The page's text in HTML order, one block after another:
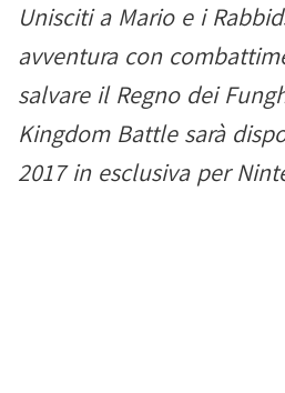
Unisciti a Mario e i
avventura con
salvare il Regno dei
Kingdom Battle sarà
2017 in esclusiva per